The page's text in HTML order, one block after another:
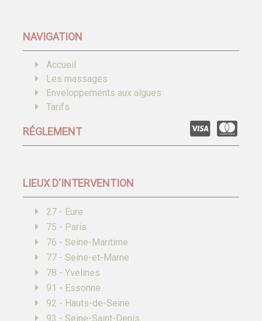
NAVIGATION
Accueil
Les massages
Enveloppements aux algues
Tarifs
RÉGLEMENT
LIEUX D'INTERVENTION
27 - Eure
75 - Paris
76 - Seine-Maritime
77 - Seine-et-Marne
78 - Yvelines
91 - Essonne
92 - Hauts-de-Seine
93 - Seine-Saint-Denis